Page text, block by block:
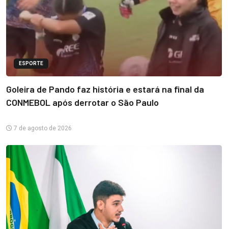
ESPORTE
Goleira de Pando faz história e estará na final da
CONMEBOL após derrotar o São Paulo
7 de agosto de 2026